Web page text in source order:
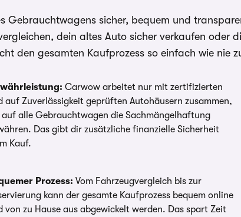
Gebrauchtwagens sicher, bequem und
dein altes Auto sicher verkaufen
den gesamten Kaufprozess so einfach wie nie
Carwow arbeitet nur mit zertifizierten
auf Zuverlässigkeit geprüften Autohäusern zusammen,
auf alle Gebrauchtwagen die Sachmängelhaftung
Das gibt dir zusätzliche finanzielle Sicherheit
Kauf.
Prozess: Vom Fahrzeugvergleich bis zur
kann der gesamte Kaufprozess bequem online
von zu Hause aus abgewickelt werden. Das spart Zeit